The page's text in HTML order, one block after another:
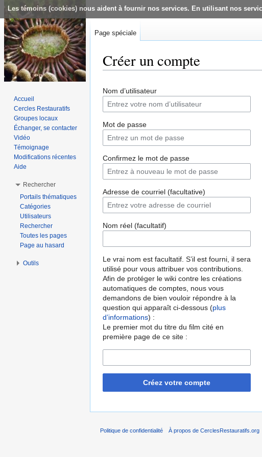
Les témoins (cookies) nous aident à fournir nos services. En utilisant nos
Créer un compte
Nom d’utilisateur
Mot de passe
Confirmez le mot de passe
Adresse de courriel (facultative)
Nom réel (facultatif)
Le vrai nom est facultatif. S’il est fourni, il sera
utilisé pour vous attribuer vos contributions.
Afin de protéger le wiki contre les créations
automatiques de comptes, nous vous
demandons de bien vouloir répondre à la
question qui apparaît ci-dessous (plus
d’informations) :
Le premier mot du titre du film cité en
première page de ce site :
Créez votre compte
Page spéciale
Accueil
Cercles Restauratifs
Groupes locaux
Échanger, se contacter
Vidéo
Témoignage
Modifications récentes
Aide
Rechercher
Portails thématiques
Catégories
Utilisateurs
Rechercher
Toutes les pages
Page au hasard
Outils
Politique de confidentialité À propos de CerclesRestauratifs.org